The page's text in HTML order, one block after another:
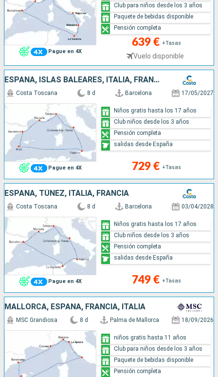
Pague en 4X
639 € +Tasas
Vuelo disponible
Club para niños desde los 3 años
Paquete de bebidas disponible
Pensión completa
ESPAÑA, ISLAS BALEARES, ITALIA, FRANCIA
Pague en 4X
Costa Toscana 8 d Barcelona 17/05/2027
729 € +Tasas
Niños gratis hasta los 17 años
Club niños desde los 3 años
Pensión completa
salidas desde España
ESPAÑA, TÚNEZ, ITALIA, FRANCIA
Pague en 4X
Costa Toscana 8 d Barcelona 03/04/2028
749 € +Tasas
Niños gratis hasta los 17 años
Club niños desde los 3 años
Pensión completa
salidas desde España
MALLORCA, ESPAÑA, FRANCIA, ITALIA
MSC Grandiosa 8 d Palma de Mallorca 18/09/2026
niños gratis hasta 11 años
Club para niños desde los 3 años
Paquete de bebidas disponible
Pensión completa